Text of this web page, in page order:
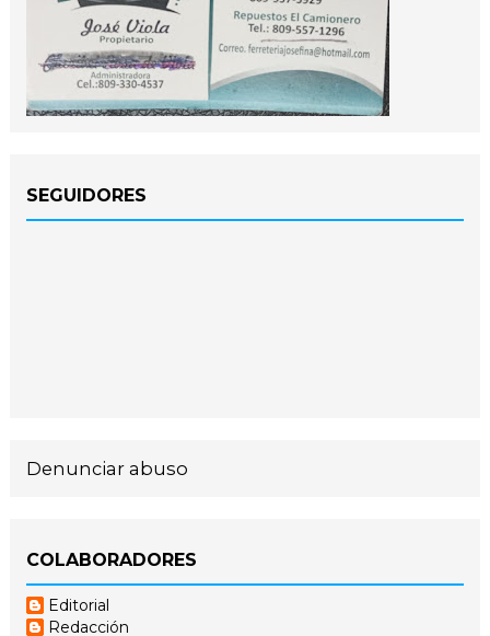
SEGUIDORES
Denunciar abuso
COLABORADORES
Editorial
Redacción